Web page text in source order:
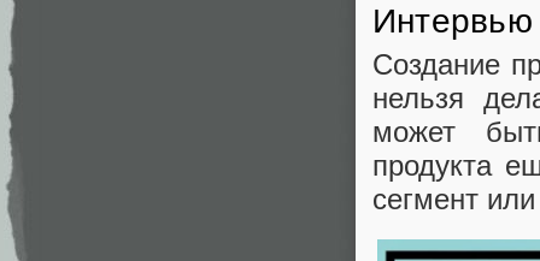
Интервью
Создание
нельзя
может
продукта
сегмент